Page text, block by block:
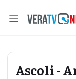
Ascoli -